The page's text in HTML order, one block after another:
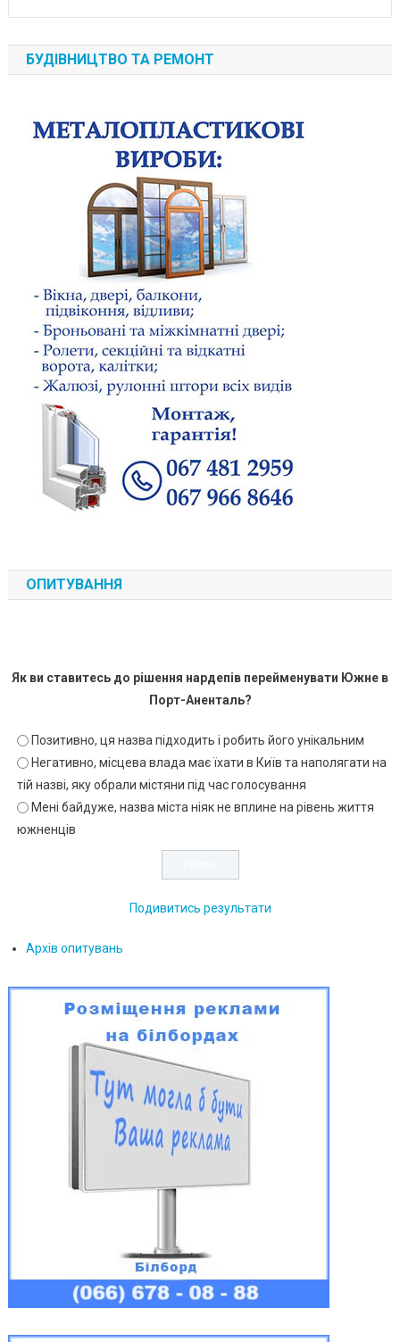
БУДІВНИЦТВО ТА РЕМОНТ
ОПИТУВАННЯ
Як ви ставитесь до рішення нардепів перейменувати Южне в
Порт-Аненталь?
Позитивно, ця назва підходить і робить його унікальним
Негативно, місцева влада має їхати в Київ та наполягати на
тій назві, яку обрали містяни під час голосування
Мені байдуже, назва міста ніяк не вплине на рівень життя
южненців
Подивитись результати
Архів опитувань